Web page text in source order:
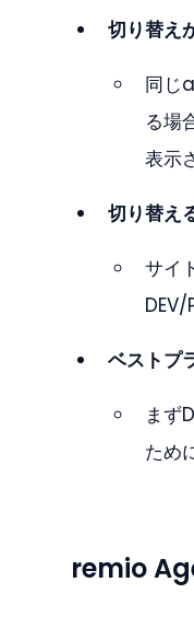
切り替え
同じ
る場
表示
切り替え
サイ
DEV/
ベストプ
まず
ため
remio